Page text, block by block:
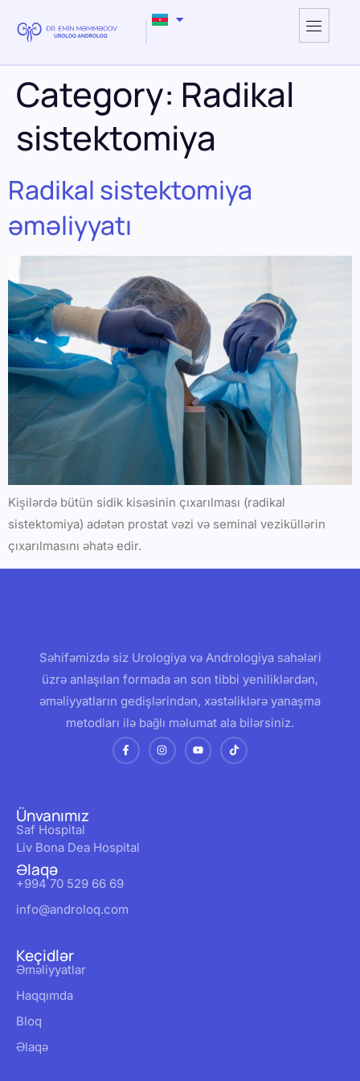
Category: Radikal
sistektomiya
Radikal sistektomiya
əməliyyatı
Kişilərdə bütün sidik kisəsinin çıxarılması (radikal
sistektomiya) adətən prostat vəzi və seminal veziküllərin
çıxarılmasını əhatə edir.
Səhifəmizdə siz Urologiya və Andrologiya sahələri
üzrə anlaşılan formada ən son tibbi yeniliklərdən,
əməliyyatların gedişlərindən, xəstəliklərə yanaşma
metodları ilə bağlı məlumat ala bilərsiniz.
Ünvanımız
Saf Hospital
Liv Bona Dea Hospital
Əlaqə
+994 70 529 66 69
info@androloq.com
Keçidlər
Əməliyyatlar
Haqqımda
Bloq
Əlaqə